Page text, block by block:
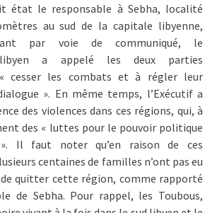
état le responsable à Sebha, localité
au sud de la capitale libyenne,
par voie de communiqué, le
libyen a appelé les deux parties
cesser les combats et à régler leur
». En même temps, l’Exécutif a
des violences dans ces régions, qui, à
des « luttes pour le pouvoir politique
Il faut noter qu’en raison de ces
centaines de familles n’ont pas eu
de quitter cette région, comme rapporté
de Sebha. Pour rappel, les Toubous,